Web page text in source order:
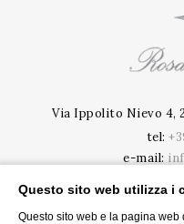
Via Ippolito Nievo 4,
tel:
e-mail:
Questo sito web utilizza i
Questo sito web e la pagina